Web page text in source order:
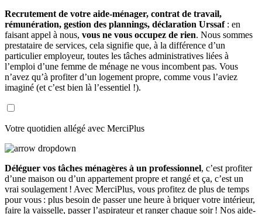
Recrutement de votre aide-ménager, contrat de travail,
rémunération, gestion des plannings, déclaration Urssaf: en
faisant appel à nous, vous ne vous occupez de rien. Nous sommes
prestataire de services, cela signifie que, à la différence d’un
particulier employeur, toutes les tâches administratives liées à
l’emploi d’une femme de ménage ne vous incombent pas. Vous
n’avez qu’à profiter d’un logement propre, comme vous l’aviez
imaginé (et c’est bien là l’essentiel !).
Votre quotidien allégé avec MerciPlus
Déléguer vos tâches ménagères à un professionnel, c’est profiter
d’une maison ou d’un appartement propre et rangé et ça, c’est un
vrai soulagement ! Avec MerciPlus, vous profitez de plus de temps
pour vous : plus besoin de passer une heure à briquer votre intérieur,
faire la vaisselle, passer l’aspirateur et ranger chaque soir ! Nos aide-